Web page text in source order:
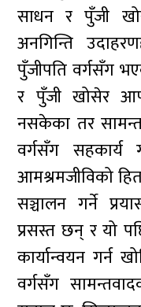
साधन र पुँजी
अनगिन्ति
पुँजीपति वर्गसँग
र पुँजी खोसेर
नसकेका तर
वर्गसँग सहकार्य
आमश्रमजीविको
सञ्चालन गर्ने
प्रसस्त छन् र यो
कार्यान्वयन गर्न
वर्गसँग